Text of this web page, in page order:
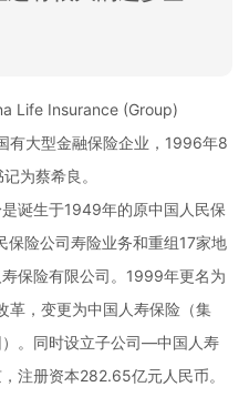
Life Insurance (Group)
有大型金融保险企业，1996年8
为蔡希良。
诞生于1949年的原中国人民保
险公司寿险业务和重组17家地
保险有限公司。1999年更名为
革，变更为中国人寿保险（集
。同时设立子公司—中国人寿
注册资本282.65亿元人民币。